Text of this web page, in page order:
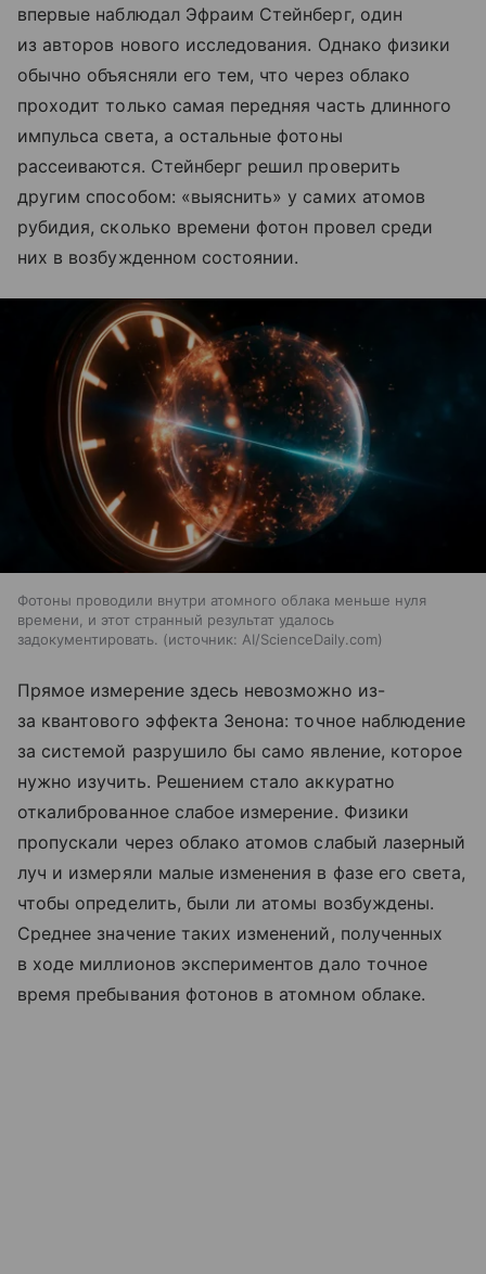
впервые наблюдал Эфраим Стейнберг, один
из авторов нового исследования. Однако физики
обычно объясняли его тем, что через облако
проходит только самая передняя часть длинного
импульса света, а остальные фотоны
рассеиваются. Стейнберг решил проверить
другим способом: «выяснить» у самих атомов
рубидия, сколько времени фотон провел среди
них в возбужденном состоянии.
Фотоны проводили внутри атомного облака меньше нуля
времени, и этот странный результат удалось
задокументировать.
источник: AI/ScienceDaily.com
Прямое измерение здесь невозможно из-
за квантового эффекта Зенона: точное наблюдение
за системой разрушило бы само явление, которое
нужно изучить. Решением стало аккуратно
откалиброванное слабое измерение. Физики
пропускали через облако атомов слабый лазерный
луч и измеряли малые изменения в фазе его света,
чтобы определить, были ли атомы возбуждены.
Среднее значение таких изменений, полученных
в ходе миллионов экспериментов дало точное
время пребывания фотонов в атомном облаке.